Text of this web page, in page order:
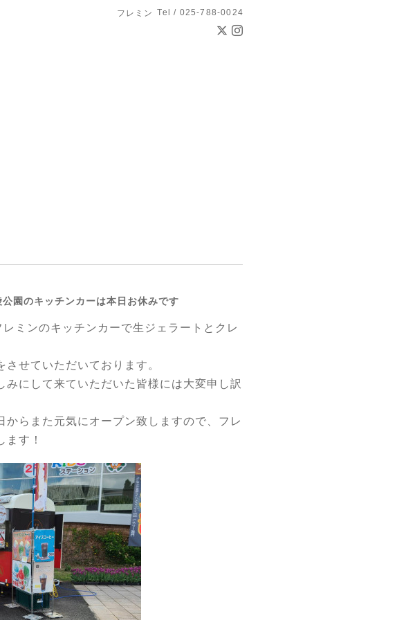
フレミン Tel / 025-788-0024
園のキッチンカーは本日お休みです
ミンのキッチンカーで生ジェラートとクレ
せていただいております。
にして来ていただいた皆様には大変申し訳
らまた元気にオープン致しますので、フレ
ます！